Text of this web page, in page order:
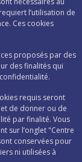
l’utilisation de
Ces cookies
proposés par des
des finalités qui
requis seront
de donner ou de
par finalité. Vous
sur l’onglet "Centre
conservées pour
ni utilisées à